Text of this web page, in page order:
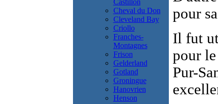
Castillon
Cheval du Don
Cleveland Bay
Criollo
Franches-
Montagnes
Frison
Gelderland
Gotland
Groningue
Hanovrien
Henson
pour
Il fut
pour
Pur-